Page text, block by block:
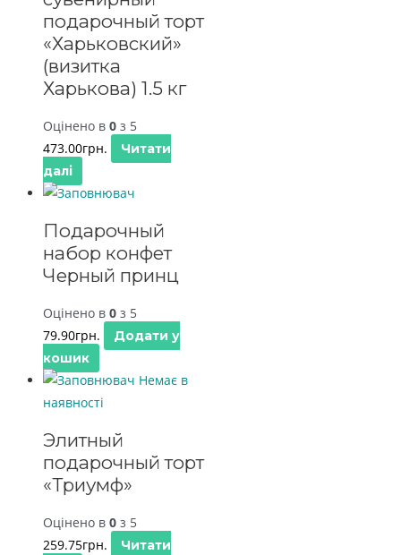
подарочный торт
«Харьковский»
(визитка
Харькова) 1.5 кг
Оцінено в 0 з 5
473.00грн.
Читати
далі
Подарочный
набор конфет
Черный принц
Оцінено в 0 з 5
79.90грн.
Додати у
кошик
Немає в
наявності
Элитный
подарочный торт
«Триумф»
Оцінено в 0 з 5
259.75грн.
Читати